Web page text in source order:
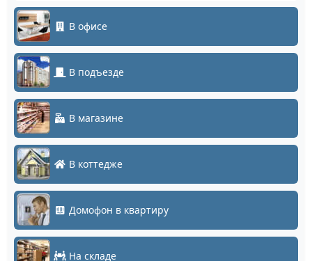
В офисе
В подъезде
В магазине
В коттедже
Домофон в квартиру
На складе